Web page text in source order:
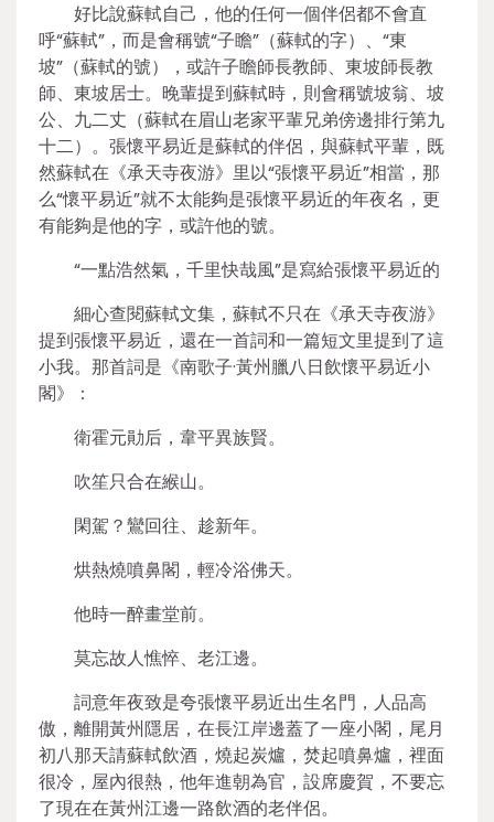
好比說蘇軾自己，他的任何一個伴侶都不會直
呼“蘇軾”，而是會稱號“子瞻”（蘇軾的字）、“東
坡”（蘇軾的號），或許子瞻師長教師、東坡師長教
師、東坡居士。晚輩提到蘇軾時，則會稱號坡翁、坡
公、九二丈（蘇軾在眉山老家平輩兄弟傍邊排行第九
十二）。張懷平易近是蘇軾的伴侶，與蘇軾平輩，既
然蘇軾在《承天寺夜游》里以“張懷平易近”相當，那
么“懷平易近”就不太能夠是張懷平易近的年夜名，更
有能夠是他的字，或許他的號。
“一點浩然氣，千里快哉風”是寫給張懷平易近的
細心查閱蘇軾文集，蘇軾不只在《承天寺夜游》
提到張懷平易近，還在一首詞和一篇短文里提到了這
小我。那首詞是《南歌子·黃州臘八日飲懷平易近小
閣》：
衛霍元勛后，韋平異族賢。
吹笙只合在緱山。
閑駕？鸞回往、趁新年。
烘熱燒噴鼻閣，輕冷浴佛天。
他時一醉畫堂前。
莫忘故人憔悴、老江邊。
詞意年夜致是夸張懷平易近出生名門，人品高
傲，離開黃州隱居，在長江岸邊蓋了一座小閣，尾月
初八那天請蘇軾飲酒，燒起炭爐，焚起噴鼻爐，裡面
很冷，屋內很熱，他年進朝為官，設席慶賀，不要忘
了現在在黃州江邊一路飲酒的老伴侶。